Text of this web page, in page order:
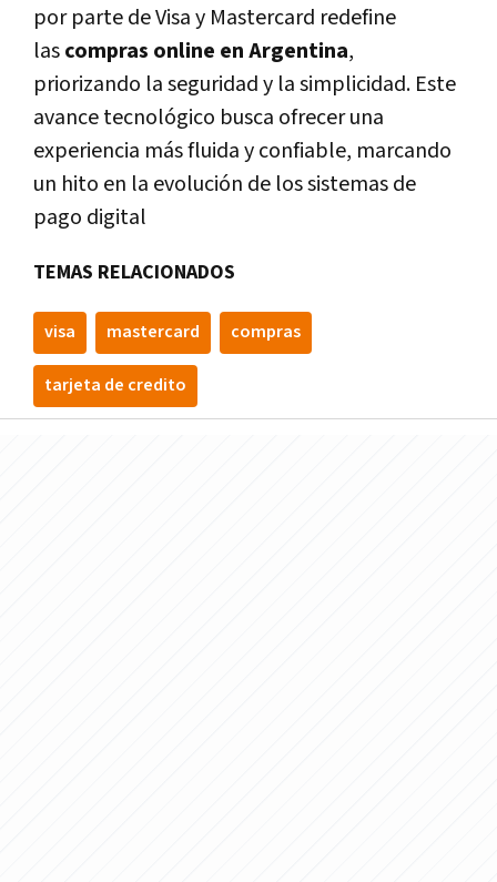
por parte de Visa y Mastercard redefine
lascompras online en Argentina,
priorizando la seguridad y la simplicidad. Este
avance tecnológico busca ofrecer una
experiencia más fluida y confiable, marcando
un hito en la evolución de los sistemas de
pago digital
TEMAS RELACIONADOS
visa mastercard compras
tarjeta de credito